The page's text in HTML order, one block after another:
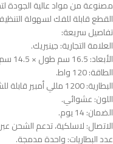
مصنوعة من مواد عالية الجودة
القطع قابلة للفك لسهولة
تفاصيل سريعة:
العلامة التجارية: جينيريك.
الأبعاد: 16.5 سم طول × 14.5 سم عرض.
الطاقة: 120 واط.
البطارية: 1200 مللي أمبير قابلة للشحن.
اللون: عشوائي.
الضمان: 14 يوم.
الاتصال: لاسلكية، تدعم الشحن عبر Type-C.
عدد البطاريات: واحدة مدمجة.